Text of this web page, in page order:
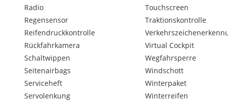
Radio
Regensensor
Reifendruckkontrolle
Rückfahrkamera
Schaltwippen
Seitenairbags
Serviceheft
Servolenkung
Touchscreen
Traktionskontrolle
Virtual Cockpit
Wegfahrsperre
Windschott
Winterpaket
Winterreifen